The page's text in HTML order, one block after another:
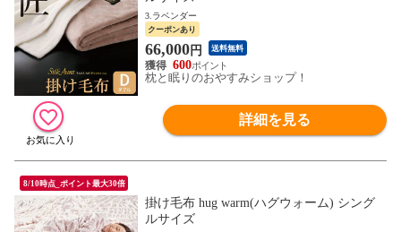
3.ラベンダー
クーポンあり
66,000円 送料無料
600
枕と眠りのおやすみショップ！
詳細を見る
8/10時点_ポイント最大30倍
掛け毛布 hug warm(ハグウォーム) シング
ルサイズ